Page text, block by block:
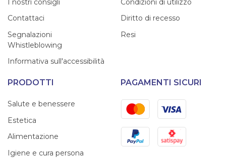
Contattaci
Segnalazioni
Whistleblowing
Informativa sull'accessibilità
Diritto di recesso
Resi
PRODOTTI
Salute e benessere
Estetica
Alimentazione
Igiene e cura persona
PAGAMENTI SICURI
MastercardVisa
PayPal Satispay